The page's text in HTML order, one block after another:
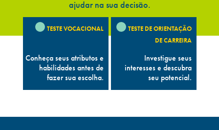
ajudar na sua decisão.
TESTE VOCACIONAL
Conheça seus atributos e
habilidades antes de
fazer sua escolha.
TESTE DE ORIENTAÇÃO
DE CARREIRA
Investigue seus
interesses e descubra
seu potencial.